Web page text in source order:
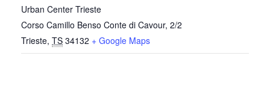
Urban Center Trieste
Corso Camillo Benso Conte di Cavour, 2/2
Trieste, TS 34132 + Google Maps